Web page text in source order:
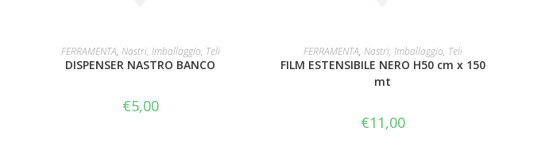
AGGIUNGI AL CARRELLO
FERRAMENTA, Nastri, Imballaggio, Teli
DISPENSER NASTRO BANCO
€5,00
LEGGI TUTTO
FERRAMENTA, Nastri, Imballaggio, Teli
FILM ESTENSIBILE NERO H50 cm x 150
mt
€11,00